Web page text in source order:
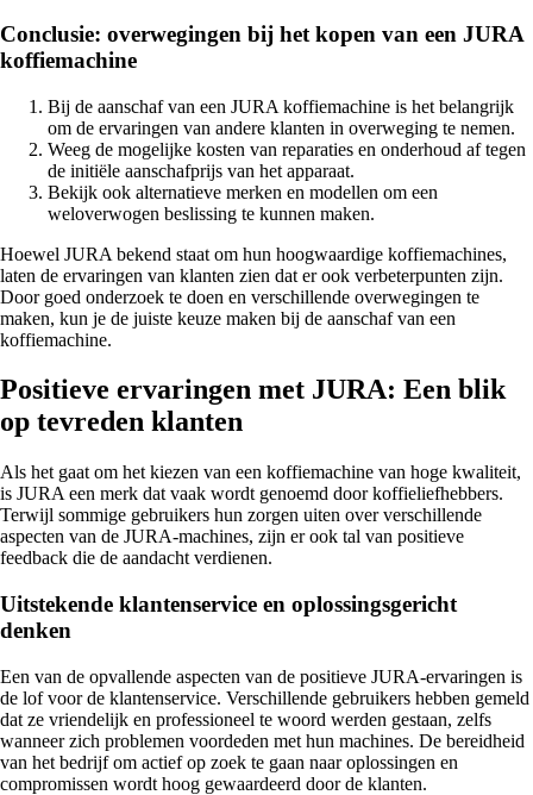
Conclusie: overwegingen bij het kopen van een JURA
koffiemachine
Bij de aanschaf van een JURA koffiemachine is het belangrijk
om de ervaringen van andere klanten in overweging te nemen.
Weeg de mogelijke kosten van reparaties en onderhoud af tegen
de initiële aanschafprijs van het apparaat.
Bekijk ook alternatieve merken en modellen om een
weloverwogen beslissing te kunnen maken.
Hoewel JURA bekend staat om hun hoogwaardige koffiemachines,
laten de ervaringen van klanten zien dat er ook verbeterpunten zijn.
Door goed onderzoek te doen en verschillende overwegingen te
maken, kun je de juiste keuze maken bij de aanschaf van een
koffiemachine.
Positieve ervaringen met JURA: Een blik
op tevreden klanten
Als het gaat om het kiezen van een koffiemachine van hoge kwaliteit,
is JURA een merk dat vaak wordt genoemd door koffieliefhebbers.
Terwijl sommige gebruikers hun zorgen uiten over verschillende
aspecten van de JURA-machines, zijn er ook tal van positieve
feedback die de aandacht verdienen.
Uitstekende klantenservice en oplossingsgericht
denken
Een van de opvallende aspecten van de positieve JURA-ervaringen is
de lof voor de klantenservice. Verschillende gebruikers hebben gemeld
dat ze vriendelijk en professioneel te woord werden gestaan, zelfs
wanneer zich problemen voordeden met hun machines. De bereidheid
van het bedrijf om actief op zoek te gaan naar oplossingen en
compromissen wordt hoog gewaardeerd door de klanten.